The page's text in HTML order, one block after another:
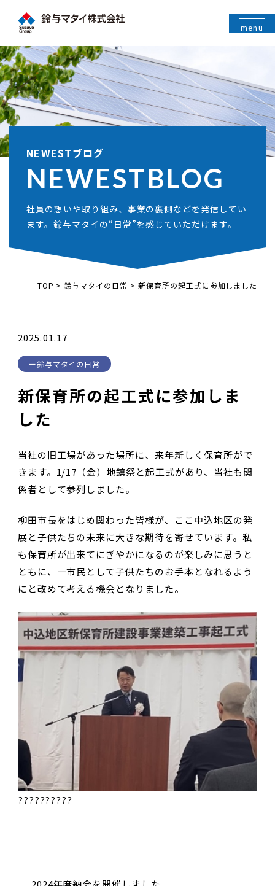
menu
NEWESTブログ
NEWESTBLOG
社員の想いや取り組み、事業の裏側などを発信してい
ます。鈴与マタイの“日常”を感じていただけます。
TOP >鈴与マタイの日常 > 新保育所の起工式に参加しました
2025.01.17
鈴与マタイの日常
新保育所の起工式に参加しま
した
当社の旧工場があった場所に、来年新しく保育所がで
きます。1/17（金）地鎮祭と起工式があり、当社も関
係者として参列しました。
柳田市長をはじめ関わった皆様が、ここ中込地区の発
展と子供たちの未来に大きな期待を寄せています。私
も保育所が出来てにぎやかになるのが楽しみに思うと
ともに、一市民として子供たちのお手本となれるよう
にと改めて考える機会となりました。
??????????